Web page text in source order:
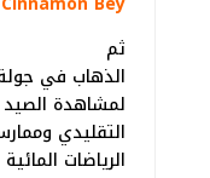
ثم
الذهاب في
لمشاهدة الصيد
التقليدي
الرياضات المائية